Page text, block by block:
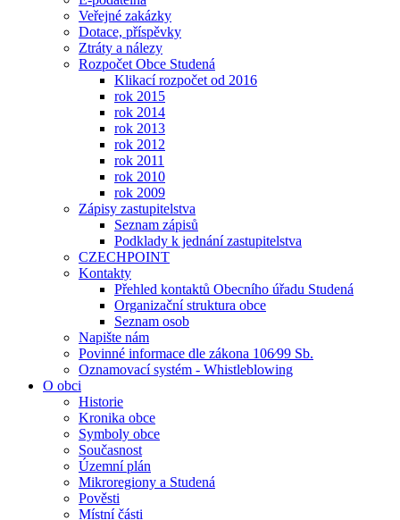
Veřejné zakázky
Dotace, příspěvky
Ztráty a nálezy
Rozpočet Obce Studená
Klikací rozpočet od 2016
rok 2015
rok 2014
rok 2013
rok 2012
rok 2011
rok 2010
rok 2009
Zápisy zastupitelstva
Seznam zápisů
Podklady k jednání zastupitelstva
CZECHPOINT
Kontakty
Přehled kontaktů Obecního úřadu Studená
Organizační struktura obce
Seznam osob
Napište nám
Povinné informace dle zákona 106⁄99 Sb.
Oznamovací systém - Whistleblowing
O obci
Historie
Kronika obce
Symboly obce
Současnost
Územní plán
Mikroregiony a Studená
Pověsti
Místní části